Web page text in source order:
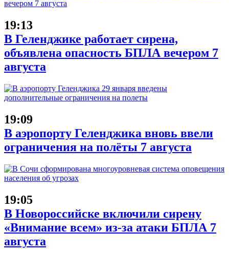
19:13
В Геленджике работает сирена,
объявлена опасность БПЛА вечером 7
августа
19:09
В аэропорту Геленджика вновь ввели
ограничения на полёты 7 августа
19:05
В Новороссийске включили сирену
«Внимание всем» из-за атаки БПЛА 7
августа